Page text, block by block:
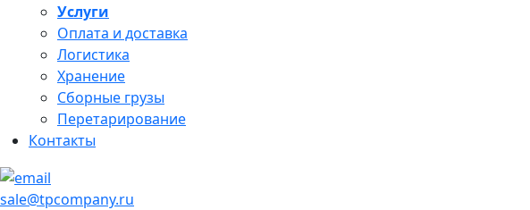
Услуги
Оплата и доставка
Логистика
Хранение
Сборные грузы
Перетарирование
Контакты
sale@tpcompany.ru